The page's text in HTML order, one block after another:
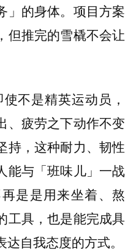
」的身体。项目方案
但推完的雪橇不会让
不是精英运动员，
、疲劳之下动作不变
持，这种耐力、韧性
能与「班味儿」一战
是是用来坐着、熬
工具，也是能完成具
自我态度的方式。